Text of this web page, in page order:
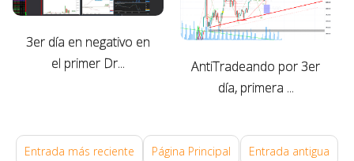
6
3er día en negativo en
el primer Dr...
AntiTradeando por 3er
día, primera ...
Entrada más reciente Entrada antigua
Página Principal